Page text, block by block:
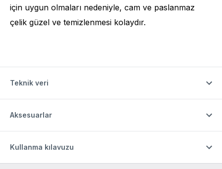
için uygun olmaları nedeniyle, cam ve paslanmaz
çelik güzel ve temizlenmesi kolaydır.
Teknik veri
Aksesuarlar
Kullanma kılavuzu